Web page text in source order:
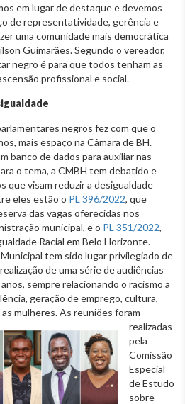
em lugar de destaque e devemos
de representatividade, gerência e
uma comunidade mais democrática
Guimarães. Segundo o vereador,
negro é para que todos tenham as
profissional e social.
negros fez com que o
mais espaço na Câmara de BH.
banco de dados para auxiliar nas
o tema, a CMBH tem debatido e
visam reduzir a desigualdade
eles estão o PL 396/2022, que
das vagas oferecidas nos
municipal, e o PL 351/2022,
Racial em Belo Horizonte.
tem sido lugar privilegiado de
de uma série de audiências
sempre relacionando o racismo a
geração de emprego, cultura,
mulheres. As reuniões foram
realizadas
pela
Comissão
Especial
de Estudo
sobre